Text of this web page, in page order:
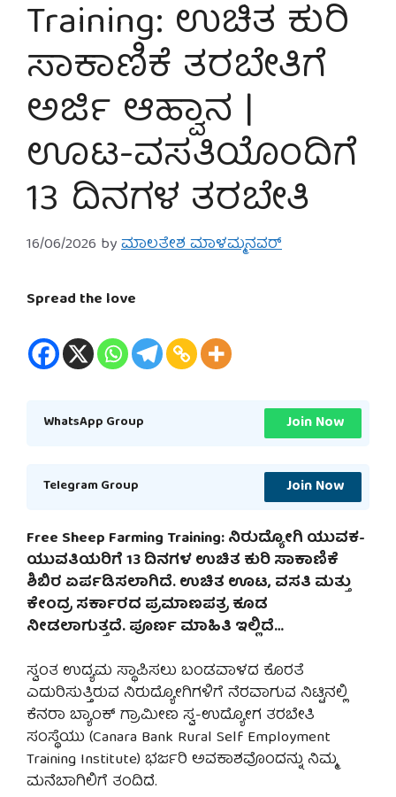
Training: ಉಚಿತ ಕುರಿ
ಸಾಕಾಣಿಕೆ ತರಬೇತಿಗೆ
ಅರ್ಜಿ ಆಹ್ವಾನ |
ಊಟ-ವಸತಿಯೊಂದಿಗೆ
13 ದಿನಗಳ ತರಬೇತಿ
16/06/2026 byಮಾಲತೇಶ ಮಾಳಮ್ಮನವರ್
Spread the love
WhatsApp Group Join Now
Telegram Group Join Now
Free Sheep Farming Training: ನಿರುದ್ಯೋಗಿ ಯುವಕ-
ಯುವತಿಯರಿಗೆ 13 ದಿನಗಳ ಉಚಿತ ಕುರಿ ಸಾಕಾಣಿಕೆ
ಶಿಬಿರ ಏರ್ಪಡಿಸಲಾಗಿದೆ. ಉಚಿತ ಊಟ, ವಸತಿ ಮತ್ತು
ಕೇಂದ್ರ ಸರ್ಕಾರದ ಪ್ರಮಾಣಪತ್ರ ಕೂಡ
ನೀಡಲಾಗುತ್ತದೆ. ಪೂರ್ಣ ಮಾಹಿತಿ ಇಲ್ಲಿದೆ…
ಸ್ವಂತ ಉದ್ಯಮ ಸ್ಥಾಪಿಸಲು ಬಂಡವಾಳದ ಕೊರತೆ
ಎದುರಿಸುತ್ತಿರುವ ನಿರುದ್ಯೋಗಿಗಳಿಗೆ ನೆರವಾಗುವ ನಿಟ್ಟಿನಲ್ಲಿ
ಕೆನರಾ ಬ್ಯಾಂಕ್ ಗ್ರಾಮೀಣ ಸ್ವ-ಉದ್ಯೋಗ ತರಬೇತಿ
ಸಂಸ್ಥೆಯು (Canara Bank Rural Self Employment
Training Institute) ಭರ್ಜರಿ ಅವಕಾಶವೊಂದನ್ನು ನಿಮ್ಮ
ಮನೆಬಾಗಿಲಿಗೆ ತಂದಿದೆ.